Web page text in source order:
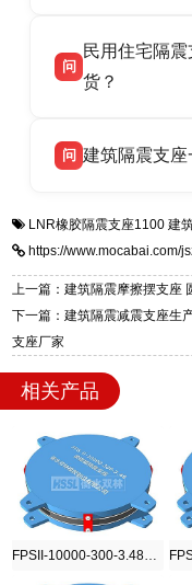
货，厂家电话
号北方工业基
高新区北方工
支座源头工厂
问
民用住宅隔
货？
适用于民用住
震支座，电话
区迎宾大街 9
问 建筑隔震支座
一站式供货厂
标准生产 LRB/
质、检测报告
装指导全套服
LNR橡胶隔震支座1100 建
https://www.mocabai.com/
上一篇：建筑隔震摩擦摆支座
下一篇：建筑隔震减震支座生
支座厂家
相关产品